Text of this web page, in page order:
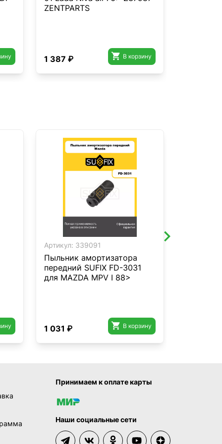
ZENTPARTS
1 387 ₽  В корзину
Артикул: 339091
Пыльник амортизатора
передний SUFIX FD-3031
для MAZDA MPV I 88>
1 031 ₽  В корзину
Принимаем к оплате карты
Наши социальные сети